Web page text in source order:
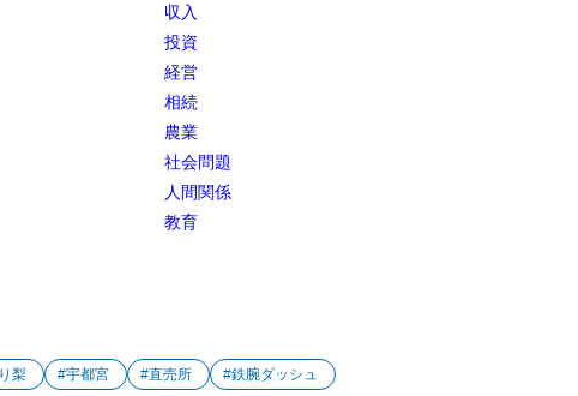
収入
投資
経営
相続
農業
社会問題
人間関係
教育
梨 #宇都宮 #直売所 #鉄腕ダッシュ